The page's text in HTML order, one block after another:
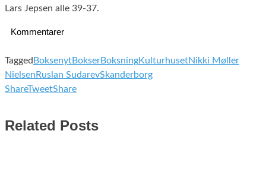
Lars Jepsen alle 39-37.
Kommentarer
Tagged BoksenytBokserBoksningKulturhusetNikki Møller
Nielsen Ruslan SudarevSkanderborg
ShareTweetShare
Related Posts